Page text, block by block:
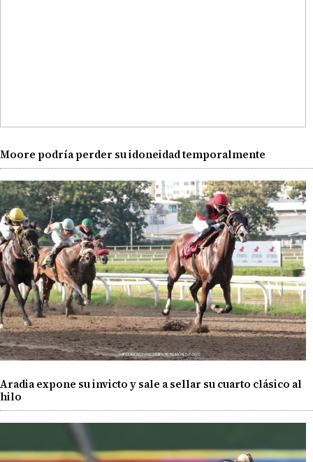
Moore podría perder su idoneidad temporalmente
Aradia expone su invicto y sale a sellar su cuarto clásico al
hilo